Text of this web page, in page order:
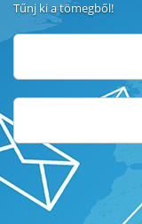
Tűnj ki a tömegből!